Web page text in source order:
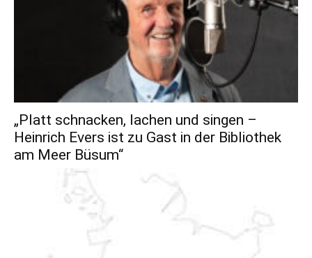
„Platt schnacken, lachen und singen –
Heinrich Evers ist zu Gast in der Bibliothek
am Meer Büsum“